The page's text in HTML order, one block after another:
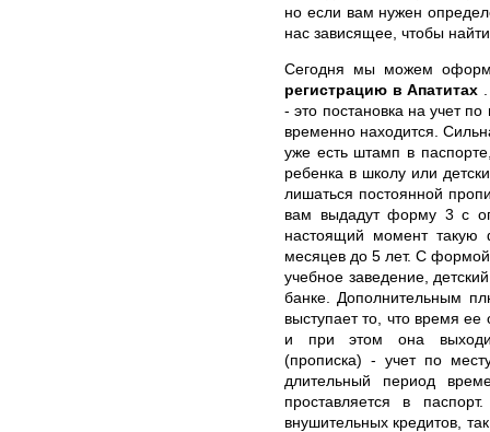
но если вам нужен
нас зависящее, чтобы
Сегодня мы можем
регистрацию в Апатитах
- это постановка на учет
временно находится.
уже есть штамп в
ребенка в школу или
лишаться постоянной
вам выдадут форму 3 с
настоящий момент
месяцев до 5 лет. С
учебное заведение,
банке. Дополнительным
выступает то, что время
и при этом она
(прописка) - учет по
длительный период
проставляется в
внушительных кредитов,